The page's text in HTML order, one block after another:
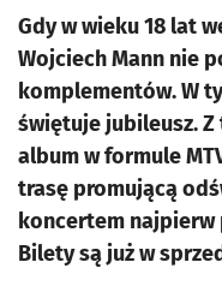
Gdy w wieku 18 lat
Wojciech Mann nie
komplementów. W
świętuje jubileusz.
album w formule
trasę promującą
koncertem najpierw
Bilety są już w